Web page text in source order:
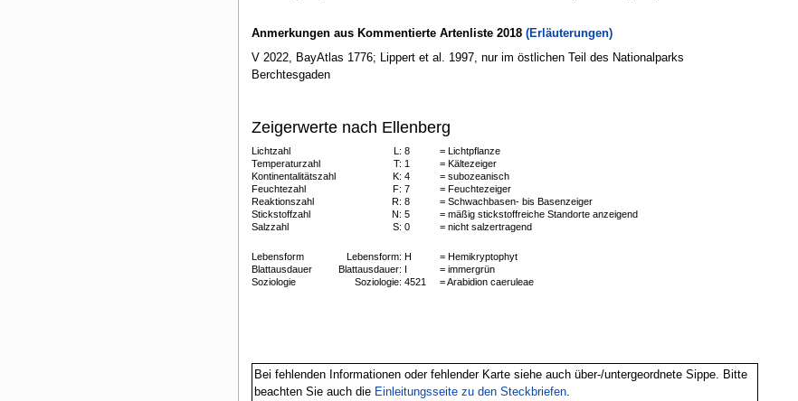
Anmerkungen aus Kommentierte Artenliste 2018 (Erläuterungen)
V 2022, BayAtlas 1776; Lippert et al. 1997, nur im östlichen Teil des Nationalparks
Berchtesgaden
Zeigerwerte nach Ellenberg
Lichtzahl L: 8
= Lichtpflanze
Temperaturzahl
T: 1
= Kältezeiger
Kontinentalitätszahl
K: 4
= subozeanisch
Feuchtezahl
F: 7
= Feuchtezeiger
Reaktionszahl
R: 8
= Schwachbasen- bis Basenzeiger
Stickstoffzahl
N: 5
= mäßig stickstoffreiche Standorte anzeigend
Salzzahl
S: 0 = nicht salzertragend
Lebensform Lebensform: H
= Hemikryptophyt
Blattausdauer
Blattausdauer: I
= immergrün
Soziologie
Soziologie: 4521 = Arabidion caeruleae
Bei fehlenden Informationen oder fehlender Karte siehe auch über-/untergeordnete Sippe. Bitte
beachten Sie auch die Einleitungsseite zu den Steckbriefen.